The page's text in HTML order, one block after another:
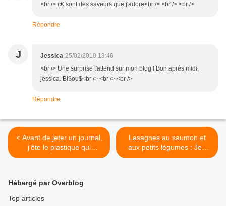
<br /> c€ sont des saveurs que j'adore<br /> <br /> <br />
Répondre
J Jessica 25/02/2010 13:46
<br /> Une surprise t'attend sur mon blog ! Bon après midi,
jessica. Bi$ou$<br /> <br /> <br />
Répondre
< Avant de jeter un journal,
j'ôte le plastique qui
l'entoure
Lasagnes au saumon et
aux petits légumes : Jeu
inter-blog n° 2 >
Hébergé par Overblog
Top articles